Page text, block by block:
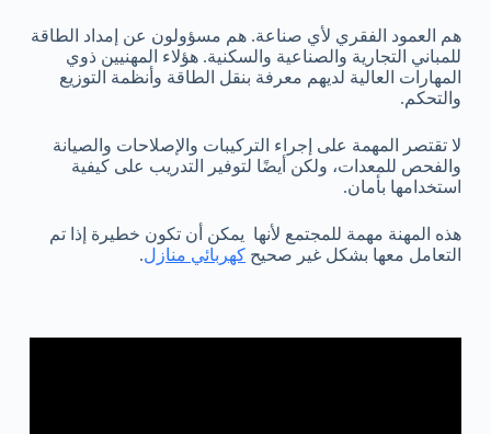
هم العمود الفقري لأي صناعة. هم مسؤولون عن إمداد الطاقة
للمباني التجارية والصناعية والسكنية. هؤلاء المهنيين ذوي
المهارات العالية لديهم معرفة بنقل الطاقة وأنظمة التوزيع
والتحكم.
لا تقتصر المهمة على إجراء التركيبات والإصلاحات والصيانة
والفحص للمعدات، ولكن أيضًا لتوفير التدريب على كيفية
استخدامها بأمان.
هذه المهنة مهمة للمجتمع لأنها يمكن أن تكون خطيرة إذا تم
التعامل معها بشكل غير صحيح كهربائي منازل.